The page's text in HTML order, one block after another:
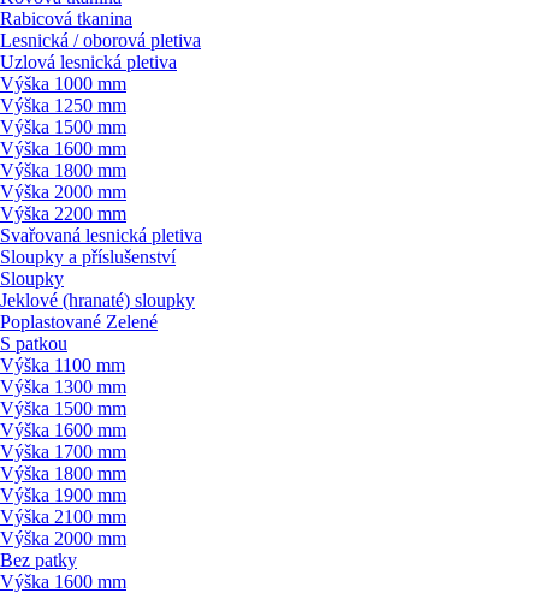
Rabicová tkanina
Lesnická / oborová pletiva
Uzlová lesnická pletiva
Výška 1000 mm
Výška 1250 mm
Výška 1500 mm
Výška 1600 mm
Výška 1800 mm
Výška 2000 mm
Výška 2200 mm
Svařovaná lesnická pletiva
Sloupky a příslušenství
Sloupky
Jeklové (hranaté) sloupky
Poplastované Zelené
S patkou
Výška 1100 mm
Výška 1300 mm
Výška 1500 mm
Výška 1600 mm
Výška 1700 mm
Výška 1800 mm
Výška 1900 mm
Výška 2100 mm
Výška 2000 mm
Bez patky
Výška 1600 mm